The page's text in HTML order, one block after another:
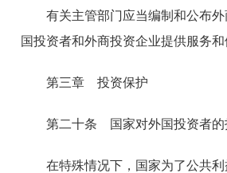
有关主管部门应当编制和公布
国投资者和外商投资企业提供服务和
第三章 投资保护
第二十条 国家对外国投资者的
在特殊情况下，国家为了公共